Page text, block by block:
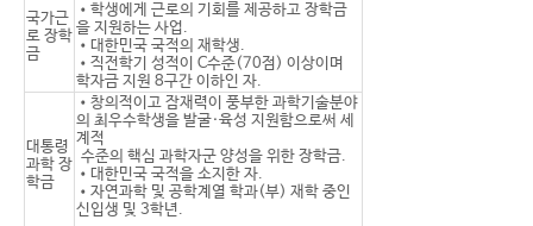
국가근
로 장학
금
•학생에게 근로의 기회를 제공하고 장학금
을 지원하는 사업.
•대한민국 국적의 재학생.
•직전학기 성적이 C수준(70점) 이상이며
학자금 지원 8구간 이하인 자.
대통령
과학 장
학금
•창의적이고 잠재력이 풍부한 과학기술분야
의 최우수학생을 발굴·육성 지원함으로써 세
계적
수준의 핵심 과학자군 양성을 위한 장학금.
•대한민국 국적을 소지한 자.
•자연과학 및 공학계열 학과(부) 재학 중인
신입생 및 3학년.